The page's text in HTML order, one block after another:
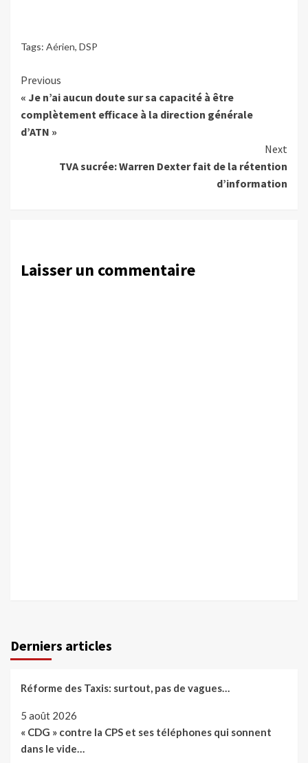
Tags: Aérien, DSP
Continue
Reading
Previous
« Je n’ai aucun doute sur sa capacité à être
complètement efficace à la direction générale
d’ATN »
Next
TVA sucrée: Warren Dexter fait de la rétention
d’information
Laisser un commentaire
Derniers articles
Réforme des Taxis: surtout, pas de vagues…
5 août 2026
« CDG » contre la CPS et ses téléphones qui sonnent
dans le vide…